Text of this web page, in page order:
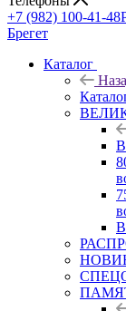
+7 (982) 100-41-48
Брегет
Каталог